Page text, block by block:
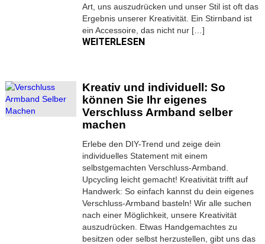
Art, uns auszudrücken und unser Stil ist oft das
Ergebnis unserer Kreativität. Ein Stirnband ist
ein Accessoire, das nicht nur […]
WEITERLESEN
Kreativ und individuell: So
können Sie Ihr eigenes
Verschluss Armband selber
machen
Erlebe den DIY-Trend und zeige dein
individuelles Statement mit einem
selbstgemachten Verschluss-Armband.
Upcycling leicht gemacht! Kreativität trifft auf
Handwerk: So einfach kannst du dein eigenes
Verschluss-Armband basteln! Wir alle suchen
nach einer Möglichkeit, unsere Kreativität
auszudrücken. Etwas Handgemachtes zu
besitzen oder selbst herzustellen, gibt uns das